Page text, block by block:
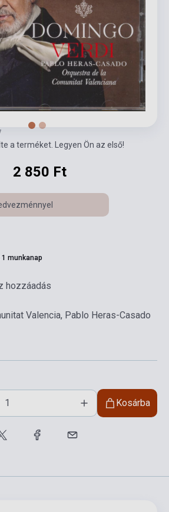
a terméket. Legyen Ön az első!
2 850 Ft
munkanap
hozzáadás
Valencia, Pablo Heras-Casado
Kosárba